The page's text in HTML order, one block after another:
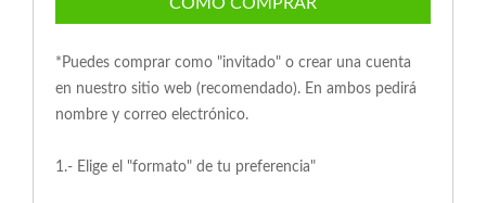
*Puedes comprar como "invitado" o crear una cuenta
en nuestro sitio web (recomendado). En ambos pedirá
nombre y correo electrónico.
1.- Elige el "formato" de tu preferencia"